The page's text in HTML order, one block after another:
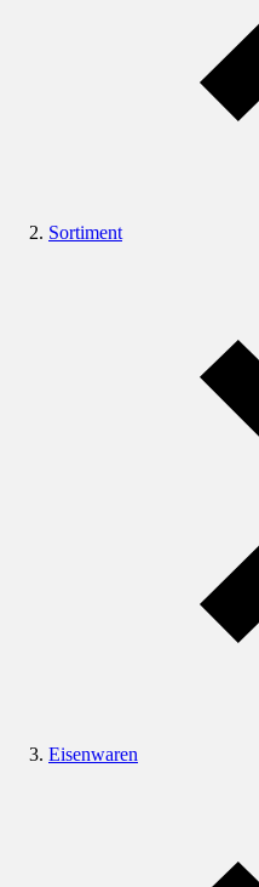
Sortiment
Eisenwaren